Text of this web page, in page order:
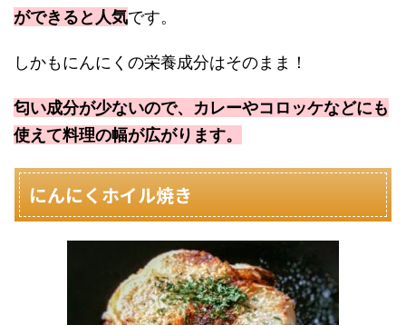
ができると人気です。
しかもにんにくの栄養成分はそのまま！
匂い成分が少ないので、カレーやコロッケなどにも
使えて料理の幅が広がります。
にんにくホイル焼き